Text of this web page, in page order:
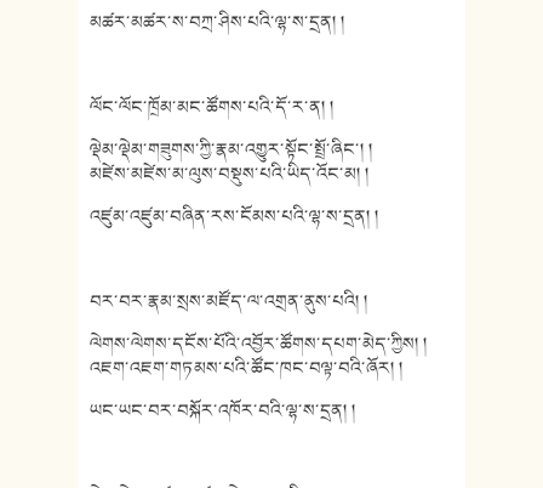
མཚར་མཚར་ས་བཀྲ་ཤིས་པའི་ལྷ་ས་དྲན། །
ལོང་ལོང་ཁྲོམ་མང་ཚོགས་པའི་དོ་ར་ན། །
ལྡེམ་ལྡེམ་གཟུགས་ཀྱི་རྣམ་འགྱུར་སྟོང་སྤྲོ་ཞིང་། །
མཛེས་མཛེས་མ་ལུས་བསྡུས་པའི་ཡིད་འོང་མ། །
འཛུམ་འཛུམ་བཞིན་རས་ངོམས་པའི་ལྷ་ས་དྲན། །
བར་བར་རྣམ་སྲས་མཛོད་ལ་འགྲན་ནུས་པའི། །
ལེགས་ལེགས་དངོས་པོའི་འབྱོར་ཚོགས་དཔག་མེད་ཀྱིས། །
འཇག་འཇག་གཏམས་པའི་ཚོང་ཁང་བལྟ་བའི་ཞོར། །
ཡང་ཡང་བར་བསྐོར་འཁོར་བའི་ལྷ་ས་དྲན། །